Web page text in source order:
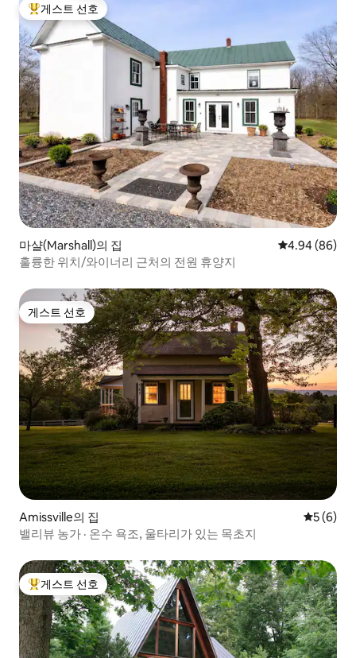
상위 게스트 선호
게스트 선호
마샬(Marshall)의 집 평점 4.94점(5
4.94 (86)
훌륭한 위치/와이너리 근처의 전원 휴양지
게스트 선호
게스트 선호
Amissville의 집 평점 5점
5 (6)
밸리뷰 농가 · 온수 욕조, 울타리가 있는 목초지
상위 게스트 선호
게스트 선호